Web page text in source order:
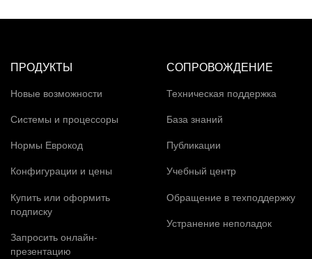
ПРОДУКТЫ
Новые возможности
Системы и процессоры
Нормы Еврокод
Конфигурации и цены
Купить или оформить
подписку
Запросить онлайн-
презентацию
СОПРОВОЖДЕНИЕ
Техническая поддержка
База знаний
Публикации
Учебный центр
Обращение в техподдержку
Устранение неполадок